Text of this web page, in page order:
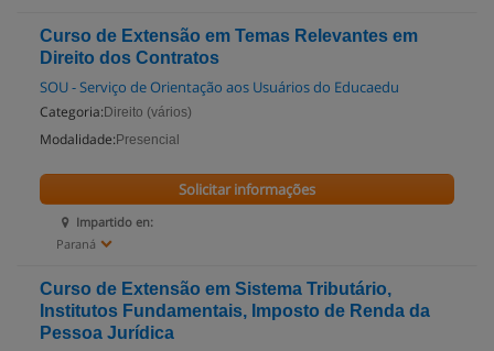
Curso de Extensão em Temas Relevantes em
Direito dos Contratos
SOU - Serviço de Orientação aos Usuários do Educaedu
Categoria: Direito (vários)
Modalidade: Presencial
Impartido en:
Paraná
Solicitar informações
Curso de Extensão em Sistema Tributário,
Institutos Fundamentais, Imposto de Renda da
Pessoa Jurídica